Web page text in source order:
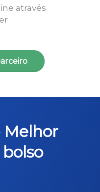
através
Melhor